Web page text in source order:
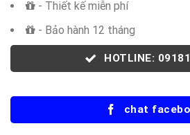
- Thiết kế miễn phí
- Bảo hành 12 tháng
HOTLINE:
chat